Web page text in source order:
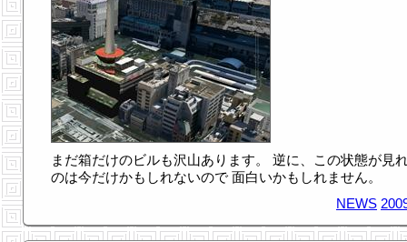
まだ箱だけのビルも沢山あります。 逆に、この状態が見
のは今だけかもしれないので 面白いかもしれません。
NEWS